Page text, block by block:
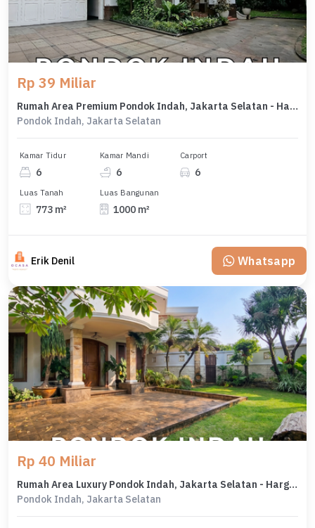
Rp 39 Miliar
Rumah Area Premium Pondok Indah, Jakarta Selatan - Harga Menarik 39 Miliar
Pondok Indah, Jakarta Selatan
Kamar Tidur
6
Kamar Mandi
6
Carport
6
Luas Tanah
773 m²
Luas Bangunan
1000 m²
Erik Denil Whatsapp
Rp 40 Miliar
Rumah Area Luxury Pondok Indah, Jakarta Selatan - Harga Terbaik 40 Miliar
Pondok Indah, Jakarta Selatan